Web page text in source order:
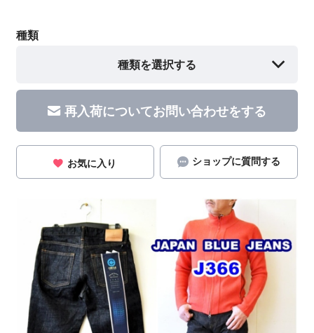
種類
種類を選択する
再入荷についてお問い合わせをする
お気に入り ショップに質問する